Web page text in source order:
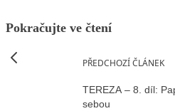
Pokračujte ve čtení
PŘEDCHOZÍ ČLÁNEK
TEREZA – 8. díl:
sebou